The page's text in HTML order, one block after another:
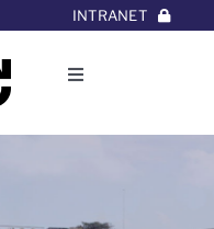
INTRANET
Toggle